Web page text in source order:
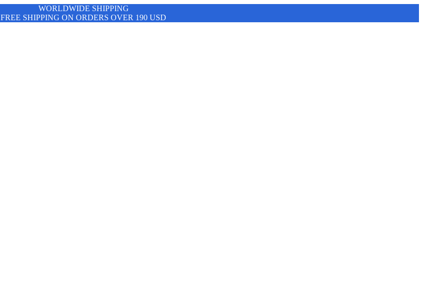
WORLDWIDE SHIPPING
FREE SHIPPING ON ORDERS OVER 190 USD